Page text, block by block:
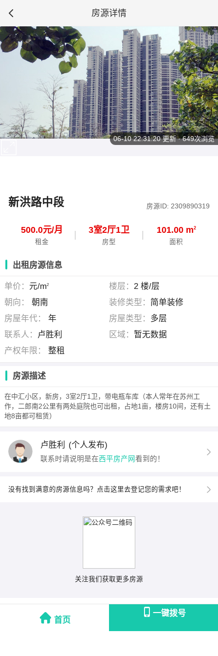
房源详情
新洪路中段 房源ID: 2309890319
500.0元/月
租金
3室2厅1卫
房型
101.00 m2
面积
首页
一键拨号
06-10 22:31:20更新 · 649次浏览
出租房源信息
单价： 元/m2 楼层： 2 楼/层
朝向：
朝南 装修类型： 简单装修
房屋年代：
年 房屋类型： 多层
联系人： 卢胜利 区域： 暂无数据
产权年限：
整租
房源描述
在中汇小区，新房，3室2厅1卫，带电瓶车库（本人常年在苏州工
作，二郎南2公里有两处庭院也可出租，占地1亩，楼房10间，还有土
地8亩都可租赁）
卢胜利 (个人发布)
联系时请说明是在西平房产网看到的！
没有找到满意的房源信息吗？点击这里去登记您的需求吧！
关注我们获取更多房源